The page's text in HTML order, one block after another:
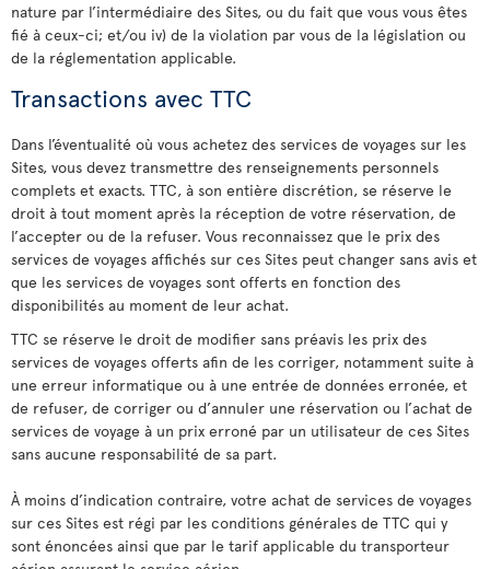
nature par l’intermédiaire des Sites, ou du fait que vous vous êtes
fié à ceux-ci; et/ou iv) de la violation par vous de la législation ou
de la réglementation applicable.
Transactions avec TTC
Dans l’éventualité où vous achetez des services de voyages sur les
Sites, vous devez transmettre des renseignements personnels
complets et exacts. TTC, à son entière discrétion, se réserve le
droit à tout moment après la réception de votre réservation, de
l’accepter ou de la refuser. Vous reconnaissez que le prix des
services de voyages affichés sur ces Sites peut changer sans avis et
que les services de voyages sont offerts en fonction des
disponibilités au moment de leur achat.
TTC se réserve le droit de modifier sans préavis les prix des
services de voyages offerts afin de les corriger, notamment suite à
une erreur informatique ou à une entrée de données erronée, et
de refuser, de corriger ou d’annuler une réservation ou l’achat de
services de voyage à un prix erroné par un utilisateur de ces Sites
sans aucune responsabilité de sa part.
À moins d’indication contraire, votre achat de services de voyages
sur ces Sites est régi par les conditions générales de TTC qui y
sont énoncées ainsi que par le tarif applicable du transporteur